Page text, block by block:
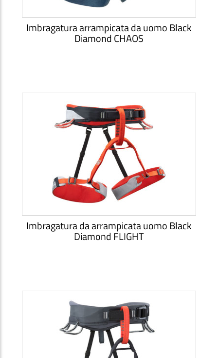
Imbragatura arrampicata da uomo Black
Diamond CHAOS
Imbragatura da arrampicata uomo Black
Diamond FLIGHT